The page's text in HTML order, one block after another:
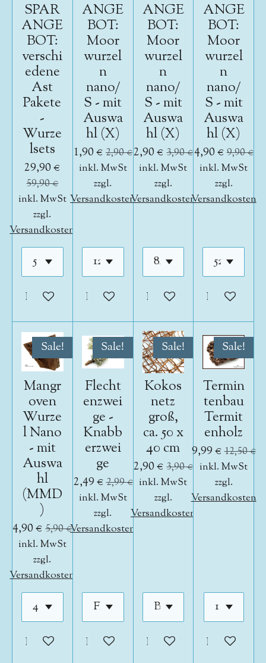
SPAR
ANGE
BOT:
verschi
edene
Ast
Pakete
-
Wurze
lsets
29,90 €
59,90 €
inkl. MwSt
zzgl.
Versandkosten
In den Warenkorb
ANGE
BOT:
Moor
wurzel
n
nano/
S - mit
Auswa
hl (X)
1,90 € 2,90 €
inkl. MwSt
zzgl.
Versandkosten
In den Warenkorb
ANGE
BOT:
Moor
wurzel
n
nano/
S - mit
Auswa
hl (X)
2,90 € 3,90 €
inkl. MwSt
zzgl.
Versandkosten
In den Warenkorb
ANGE
BOT:
Moor
wurzel
n
nano/
S - mit
Auswa
hl (X)
4,90 €9,90 €
inkl. MwSt
zzgl.
Versandkosten
In den
Sale!
Mangr
oven
Wurze
l Nano
- mit
Auswa
hl
(MMD
)
4,90 € 5,90 €
inkl. MwSt
zzgl.
Versandkosten
In den Warenkorb
Sale!
Flecht
enzwei
ge -
Knabb
erzwei
ge
2,49 €2,99 €
inkl. MwSt
zzgl.
Versandkosten
In den Warenkorb
Sale!
Kokos
netz
groß,
ca. 50 x
40 cm
2,90 € 3,90 €
inkl. MwSt
zzgl.
Versandkosten
In den Warenkorb
Sale!
Termin
tenbau
Termit
enholz
9,99 €12,50 €
inkl. MwSt
zzgl.
Versandkosten
In den